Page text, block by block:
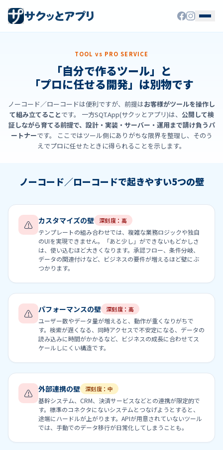
TOOL vs PRO SERVICE
「自分で作るツール」と
「プロに任せる開発」は別物です
ノーコード／ローコードは便利ですが、前提はお客様がツールを操作し
て組み立てることです。 一方SQT.App(サクッとアプリ)は、 公開して検
証しながら育てる前提で、設計・実装・サーバー・運用まで請け負うパ
ートナーです。
ここではツール側にありがちな限界を整理し、そのう
えでプロに任せたときに得られることを示します。
ノーコード／ローコードで起きやすい5つの壁
⚠ カスタマイズの壁 深刻度：高
テンプレートの組み合わせでは、複雑な業務ロジックや独自
のUIを実現できません。「あと少し」ができないもどかしさ
は、使い込むほど大きくなります。承認フロー、条件分岐、
データの関連付けなど、ビジネスの要件が増えるほど壁にぶ
つかります。
⚠ パフォーマンスの壁 深刻度：高
ユーザー数やデータ量が増えると、動作が重くなりがちで
す。検索が遅くなる、同時アクセスで不安定になる、データの
読み込みに時間がかかるなど、ビジネスの成長に合わせてス
ケールしにくい構造です。
⚠ 外部連携の壁 深刻度：中
基幹システム、CRM、決済サービスなどとの連携が限定的で
す。標準のコネクタにないシステムとつなげようとすると、
途端にハードルが上がります。APIが用意されていないツール
では、手動でのデータ移行が日常化してしまうことも。